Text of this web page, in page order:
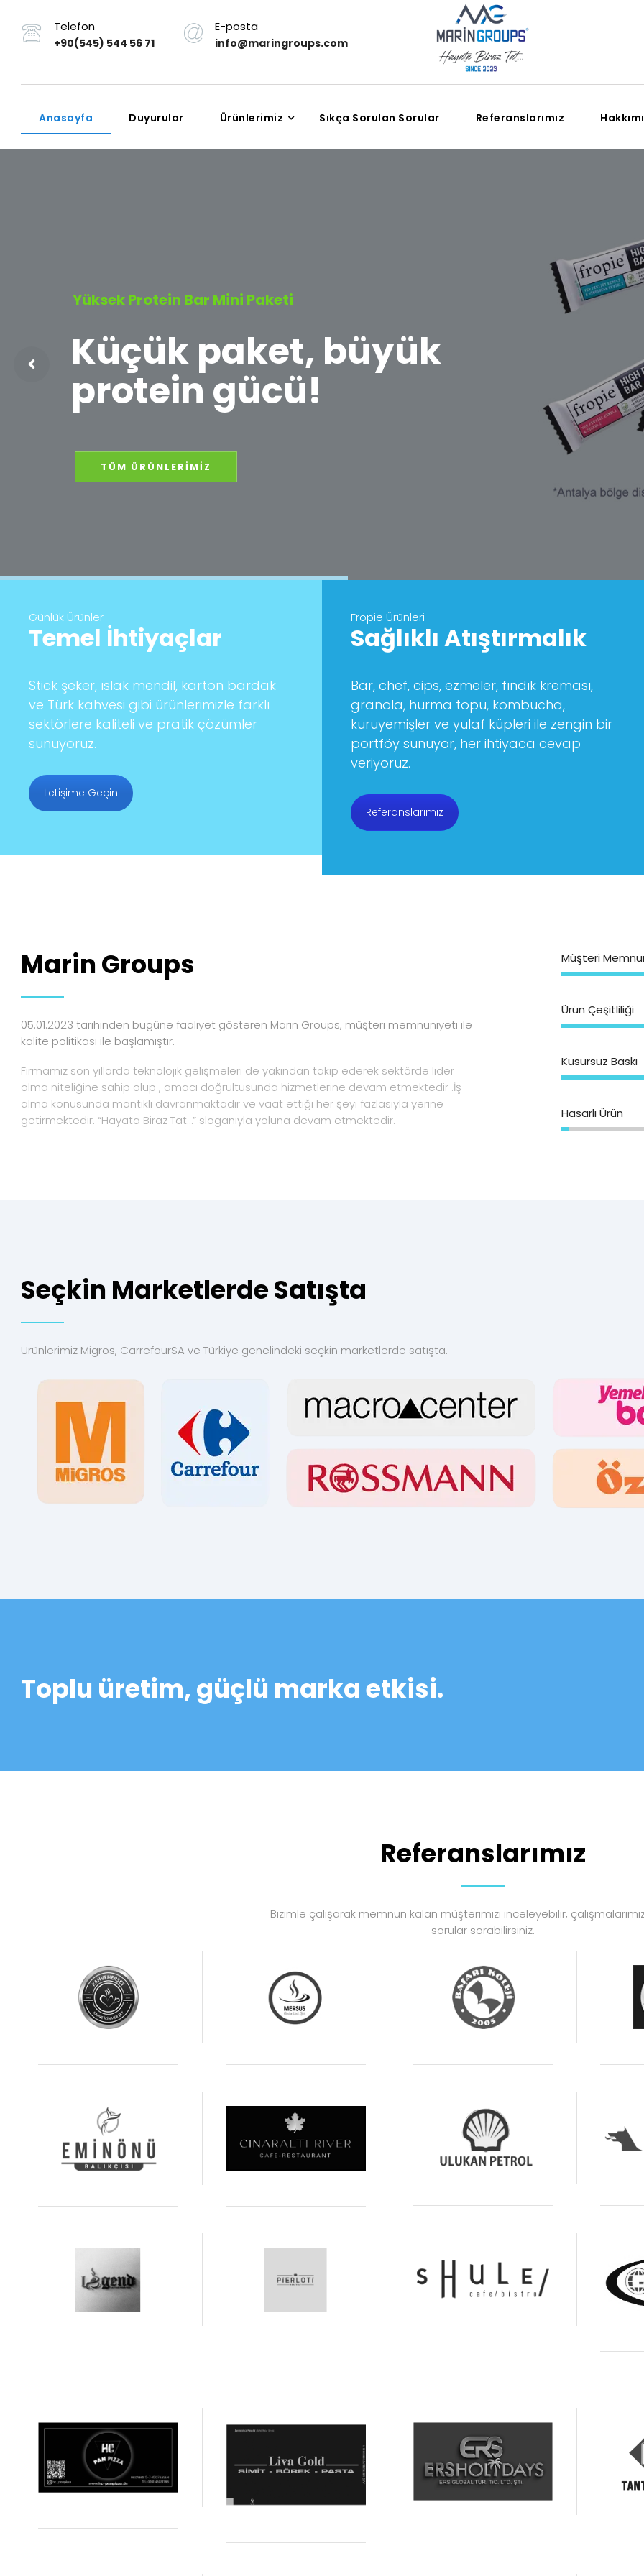
Telefon
+90(545) 544 56 71
E-posta
info@maringroups.com
Anasayfa Duyurular Ürünlerimiz Sıkça Sorulan Sorular Referanslarımız
Küçük paket, büyük
protein gücü!
Yüksek Protein Bar Mini Paketi
TÜM ÜRÜNLERİMİZ
Günlük Ürünler
Temel İhtiyaçlar
Stick şeker, ıslak mendil, karton bardak
ve Türk kahvesi gibi ürünlerimizle farklı
sektörlere kaliteli ve pratik çözümler
sunuyoruz.
İletişime Geçin
Fropie Ürünleri
Sağlıklı Atıştırmalık
Bar, chef, cips, ezmeler, fındık kreması,
granola, hurma topu, kombucha,
kuruyemişler ve yulaf küpleri ile zengin bir
portföy sunuyor, her ihtiyaca cevap
veriyoruz.
Referanslarımız
Marin Groups
05.01.2023 tarihinden bugüne faaliyet gösteren Marin Groups, müşteri memnuniyeti ile
kalite politikası ile başlamıştır.
Firmamız son yıllarda teknolojik gelişmeleri de yakından takip ederek sektörde lider
olma niteliğine sahip olup , amacı doğrultusunda hizmetlerine devam etmektedir .İş
alma konusunda mantıklı davranmaktadır ve vaat ettiği her şeyi fazlasıyla yerine
getirmektedir. “Hayata Biraz Tat…” sloganıyla yoluna devam etmektedir.
Müşteri
Ürün Çeşitliliği
Kusursuz Baskı
Hasarlı Ürün
Seçkin Marketlerde Satışta
Ürünlerimiz Migros, CarrefourSA ve Türkiye genelindeki seçkin marketlerde satışta.
Toplu üretim, güçlü marka etkisi.
Referanslarımız
Bizimle çalışarak memnun kalan müşterimizi inceleyebilir,
sorular sorabilirsiniz.